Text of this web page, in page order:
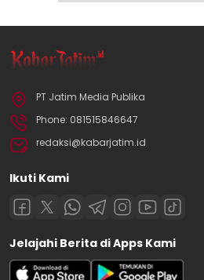
PT Jatim Media Publika
Phone: 081515846647
redaksi@kabarjatim.id
Ikuti Kami
Jelajahi Berita di Apps Kami